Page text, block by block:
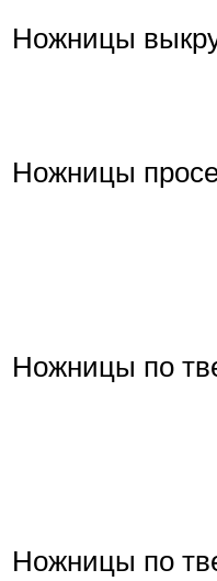
Ножницы
Ножницы
Ножницы по
Ножницы по